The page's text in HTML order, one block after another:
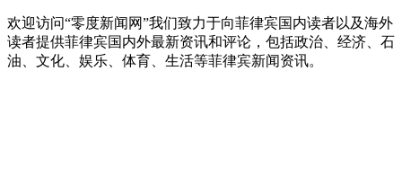
欢迎访问“零度新闻网”我们致力于向菲律宾国内读者以及海外
读者提供菲律宾国内外最新资讯和评论，包括政治、经济、石
油、文化、娱乐、体育、生活等菲律宾新闻资讯。